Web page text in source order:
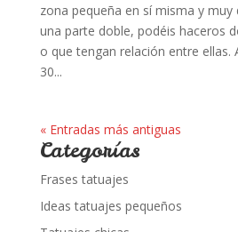
zona pequeña en sí misma y muy
una parte doble, podéis haceros
o que tengan relación entre ellas.
30...
« Entradas más antiguas
Categorías
Frases tatuajes
Ideas tatuajes pequeños